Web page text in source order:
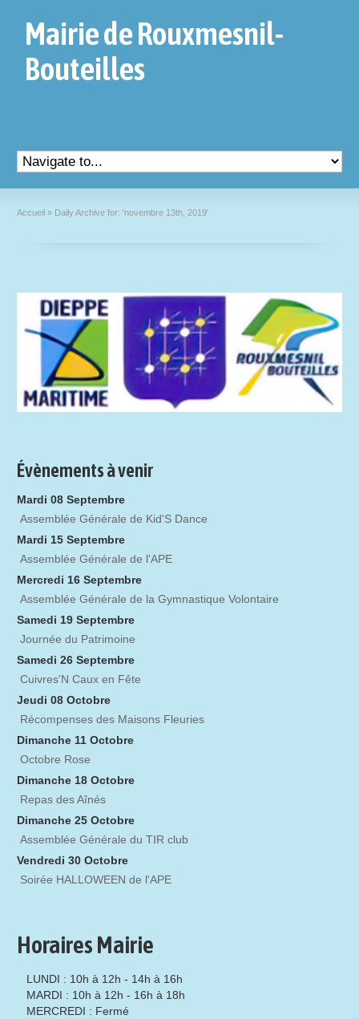
Mairie de Rouxmesnil-
Bouteilles
Accueil » Daily Archive for: 'novembre 13th, 2019'
Évènements à venir
Mardi 08 Septembre
Assemblée Générale de Kid'S Dance
Mardi 15 Septembre
Assemblée Générale de l'APE
Mercredi 16 Septembre
Assemblée Générale de la Gymnastique Volontaire
Samedi 19 Septembre
Journée du Patrimoine
Samedi 26 Septembre
Cuivres'N Caux en Fête
Jeudi 08 Octobre
Récompenses des Maisons Fleuries
Dimanche 11 Octobre
Octobre Rose
Dimanche 18 Octobre
Repas des Aînés
Dimanche 25 Octobre
Assemblée Générale du TIR club
Vendredi 30 Octobre
Soirée HALLOWEEN de l'APE
Horaires Mairie
LUNDI : 10h à 12h - 14h à 16h
MARDI : 10h à 12h - 16h à 18h
MERCREDI : Fermé